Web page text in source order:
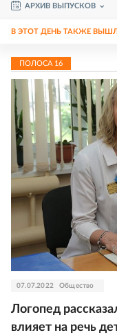
АРХИВ ВЫПУСКОВ
В ЭТОТ ДЕНЬ ТАКЖЕ
ПОЛОСА 16
07.07.2022 Общество
Логопед
влияет на речь